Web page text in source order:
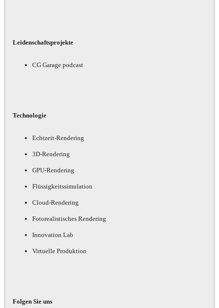
Leidenschaftsprojekte
CG Garage podcast
Technologie
Echtzeit-Rendering
3D-Rendering
GPU-Rendering
Flüssigkeitssimulation
Cloud-Rendering
Fotorealistisches Rendering
Innovation Lab
Virtuelle Produktion
Folgen Sie uns